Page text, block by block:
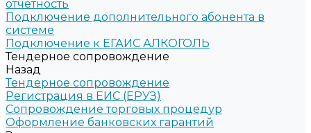
отчетность
Подключение дополнительного абонента в
системе
Подключение к ЕГАИС АЛКОГОЛЬ
Тендерное сопровождение
Назад
Тендерное сопровождение
Регистрация в ЕИС (ЕРУЗ)
Сопровождение торговых процедур
Оформление банковских гарантий